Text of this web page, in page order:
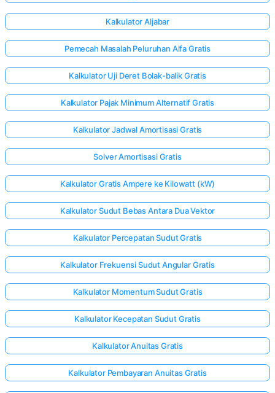
Kalkulator Aljabar
Pemecah Masalah Peluruhan Alfa Gratis
Kalkulator Uji Deret Bolak-balik Gratis
Kalkulator Pajak Minimum Alternatif Gratis
Kalkulator Jadwal Amortisasi Gratis
Solver Amortisasi Gratis
Kalkulator Gratis Ampere ke Kilowatt (kW)
Kalkulator Sudut Bebas Antara Dua Vektor
Kalkulator Percepatan Sudut Gratis
Kalkulator Frekuensi Sudut Angular Gratis
Kalkulator Momentum Sudut Gratis
Kalkulator Kecepatan Sudut Gratis
Kalkulator Anuitas Gratis
Kalkulator Pembayaran Anuitas Gratis